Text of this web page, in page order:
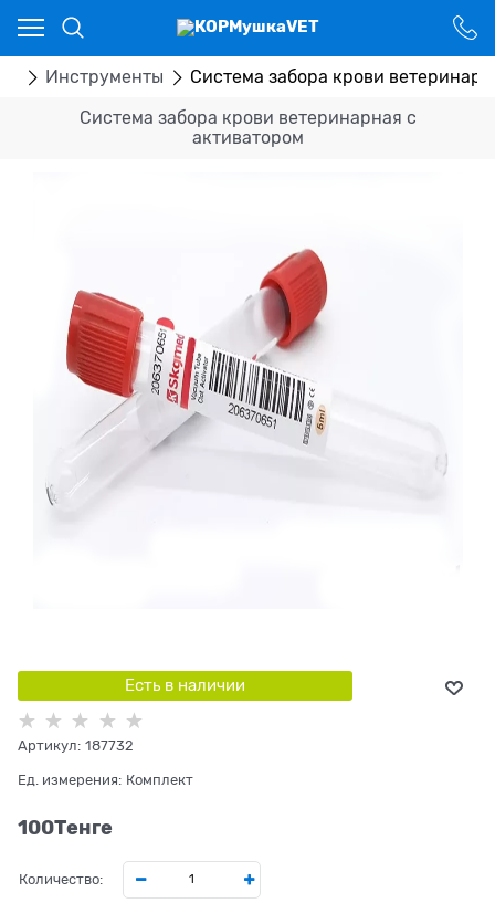
Инструменты Система забора крови
Система забора крови ветеринарная с
активатором
Есть в наличии
Артикул: 187732
Ед. измерения: Комплект
100Tенге
Количество:
Ваш город - Костанай,
угадали?